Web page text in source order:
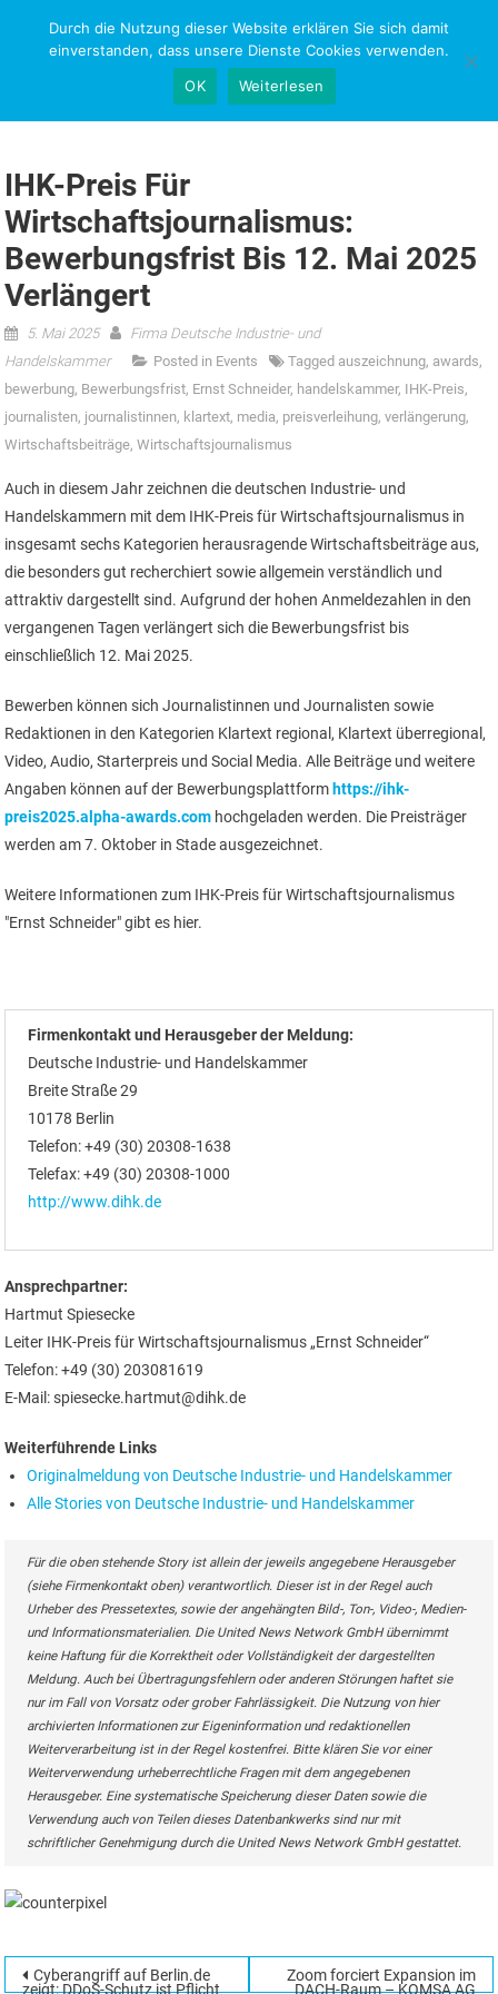
NEWS-RESEARCH
IHK-Preis Für
Wirtschaftsjournalismus:
Bewerbungsfrist Bis 12. Mai 2025
Verlängert
5. Mai 2025
Firma Deutsche Industrie- und
Handelskammer
Posted in Events Tagged auszeichnung, awards,
bewerbung, Bewerbungsfrist, Ernst Schneider, handelskammer, IHK-Preis,
journalisten, journalistinnen, klartext, media, preisverleihung,verlängerung,
Wirtschaftsbeiträge,Wirtschaftsjournalismus
Auch in diesem Jahr zeichnen die deutschen Industrie- und
Handelskammern mit dem IHK-Preis für Wirtschaftsjournalismus in
insgesamt sechs Kategorien herausragende Wirtschaftsbeiträge aus,
die besonders gut recherchiert sowie allgemein verständlich und
attraktiv dargestellt sind. Aufgrund der hohen Anmeldezahlen in den
vergangenen Tagen verlängert sich die Bewerbungsfrist bis
einschließlich 12. Mai 2025.
Bewerben können sich Journalistinnen und Journalisten sowie
Redaktionen in den Kategorien Klartext regional, Klartext überregional,
Video, Audio, Starterpreis und Social Media. Alle Beiträge und weitere
Angaben können auf der Bewerbungsplattform https://ihk-
preis2025.alpha-awards.com hochgeladen werden. Die Preisträger
werden am 7. Oktober in Stade ausgezeichnet.
Weitere Informationen zum IHK-Preis für Wirtschaftsjournalismus
"Ernst Schneider" gibt es hier.
Firmenkontakt und Herausgeber der Meldung:
Deutsche Industrie- und Handelskammer
Breite Straße 29
10178 Berlin
Telefon: +49 (30) 20308-1638
Telefax: +49 (30) 20308-1000
http://www.dihk.de
Ansprechpartner:
Hartmut Spiesecke
Leiter IHK-Preis für Wirtschaftsjournalismus „Ernst Schneider“
Telefon: +49 (30) 203081619
E-Mail: spiesecke.hartmut@dihk.de
Weiterführende Links
Originalmeldung von Deutsche Industrie- und Handelskammer
Alle Stories von Deutsche Industrie- und Handelskammer
Für die oben stehende Story ist allein der jeweils angegebene Herausgeber
(siehe Firmenkontakt oben) verantwortlich. Dieser ist in der Regel auch
Urheber des Pressetextes, sowie der angehängten Bild-, Ton-, Video-, Medien-
und Informationsmaterialien. Die United News Network GmbH übernimmt
keine Haftung für die Korrektheit oder Vollständigkeit der dargestellten
Meldung. Auch bei Übertragungsfehlern oder anderen Störungen haftet sie
nur im Fall von Vorsatz oder grober Fahrlässigkeit. Die Nutzung von hier
archivierten Informationen zur Eigeninformation und redaktionellen
Weiterverarbeitung ist in der Regel kostenfrei. Bitte klären Sie vor einer
Weiterverwendung urheberrechtliche Fragen mit dem angegebenen
Herausgeber. Eine systematische Speicherung dieser Daten sowie die
Verwendung auch von Teilen dieses Datenbankwerks sind nur mit
schriftlicher Genehmigung durch die United News Network GmbH gestattet.
Beitragsnavigation
Cyberangriff auf Berlin.de
zeigt: DDoS-Schutz ist Pflicht
Zoom forciert Expansion im
DACH-Raum – KOMSA AG
Suchen
Durch die Nutzung dieser Website erklären Sie sich damit
einverstanden, dass unsere Dienste Cookies verwenden.
OK
Weiterlesen